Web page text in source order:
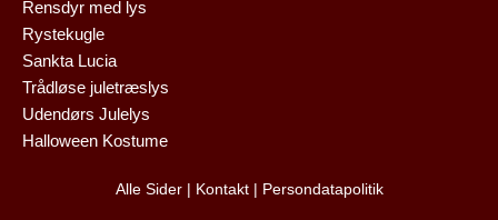
Rensdyr med lys
Rystekugle
Sankta Lucia
Trådløse juletræslys
Udendørs Julelys
Halloween Kostume
Alle Sider| Kontakt| Persondatapolitik